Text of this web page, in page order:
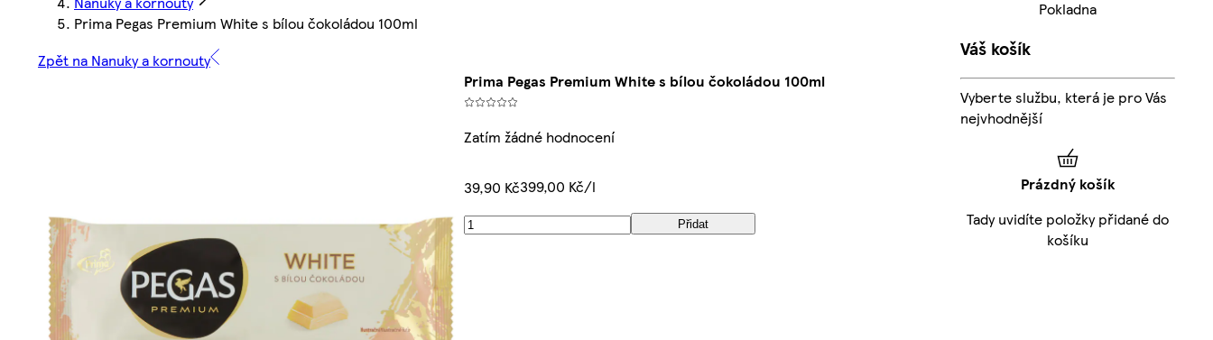
Prima Pegas Premium White s bílou čokoládou 100ml
Zpět na Nanuky a kornouty
Prima Pegas Premium White s bílou čokoládou 100ml
Zatím žádné hodnocení
39,90 Kč399,00 Kč/l
Přidat
Pokladna
Váš košík
Vyberte službu, která je pro Vás
nejvhodnější
Prázdný košík
Tady uvidíte položky přidané do
košíku